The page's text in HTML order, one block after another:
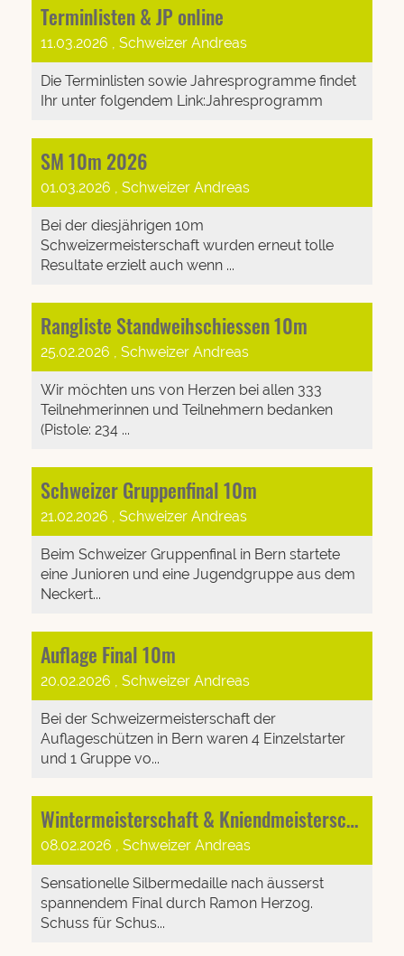
Terminlisten & JP online
11.03.2026 , Schweizer Andreas
Die Terminlisten sowie Jahresprogramme findet
Ihr unter folgendem Link:Jahresprogramm
SM 10m 2026
01.03.2026 , Schweizer Andreas
Bei der diesjährigen 10m
Schweizermeisterschaft wurden erneut tolle
Resultate erzielt auch wenn ...
Rangliste Standweihschiessen 10m
25.02.2026 , Schweizer Andreas
Wir möchten uns von Herzen bei allen 333
Teilnehmerinnen und Teilnehmern bedanken
(Pistole: 234 ...
Schweizer Gruppenfinal 10m
21.02.2026 , Schweizer Andreas
Beim Schweizer Gruppenfinal in Bern startete
eine Junioren und eine Jugendgruppe aus dem
Neckert...
Auflage Final 10m
20.02.2026 , Schweizer Andreas
Bei der Schweizermeisterschaft der
Auflageschützen in Bern waren 4 Einzelstarter
und 1 Gruppe vo...
Wintermeisterschaft & Kniendmeisterschaft
08.02.2026 , Schweizer Andreas
Sensationelle Silbermedaille nach äusserst
spannendem Final durch Ramon Herzog.
Schuss für Schus...